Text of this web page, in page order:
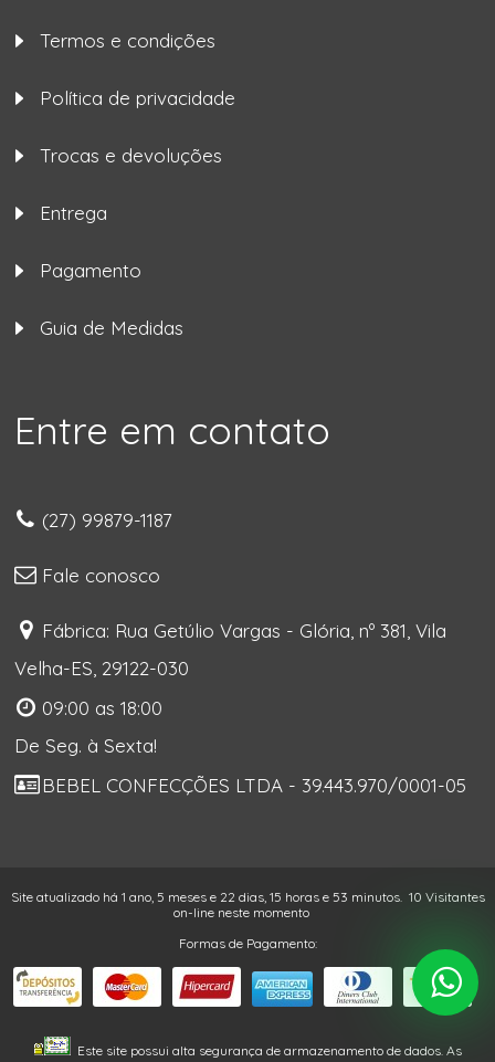
Termos e condições
Política de privacidade
Trocas e devoluções
Entrega
Pagamento
Guia de Medidas
Entre em contato
(27) 99879-1187
Fale conosco
Fábrica: Rua Getúlio Vargas - Glória, nº 381, Vila
Velha-ES, 29122-030
09:00 as 18:00
De Seg. à Sexta!
BEBEL CONFECÇÕES LTDA - 39.443.970/0001-05
Site atualizado há 1 ano, 5 meses e 22 dias, 15 horas e 53 minutos. 10 Visitantes
on-line neste momento
Formas de Pagamento:
Este site possui alta segurança de armazenamento de dados. As